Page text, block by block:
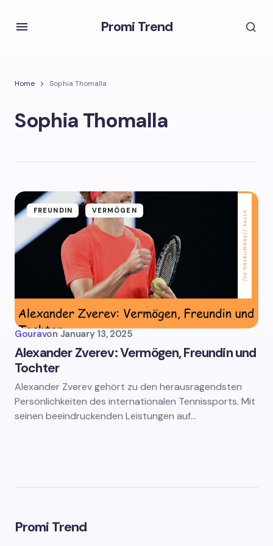
Promi Trend
Home Sophia Thomalla
Sophia Thomalla
FREUNDIN VERMÖGEN
Gouravon January 13, 2025
Alexander Zverev: Vermögen, Freundin und
Tochter
Alexander Zverev gehört zu den herausragendsten
Persönlichkeiten des internationalen Tennissports. Mit
seinen beeindruckenden Leistungen auf…
Promi Trend